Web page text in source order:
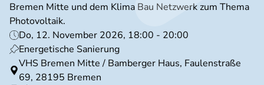
Bremen Mitte und dem Klima Bau Netzwerk zum Thema
Photovoltaik.
Do, 12. November 2026, 18:00 - 20:00
Energetische Sanierung
VHS Bremen Mitte / Bamberger Haus, Faulenstraße
69, 28195 Bremen